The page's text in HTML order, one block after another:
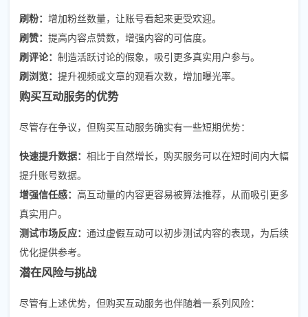
刷粉： 增加粉丝数量，让账号看起来更受欢迎。
刷赞： 提高内容点赞数，增强内容的可信度。
刷评论： 制造活跃讨论的假象，吸引更多真实用户参与。
刷浏览： 提升视频或文章的观看次数，增加曝光率。
购买互动服务的优势
尽管存在争议，但购买互动服务确实有一些短期优势：
快速提升数据： 相比于自然增长，购买服务可以在短时间内大幅
提升账号数据。
增强信任感： 高互动量的内容更容易被算法推荐，从而吸引更多
真实用户。
测试市场反应： 通过虚假互动可以初步测试内容的表现，为后续
优化提供参考。
潜在风险与挑战
尽管有上述优势，但购买互动服务也伴随着一系列风险：